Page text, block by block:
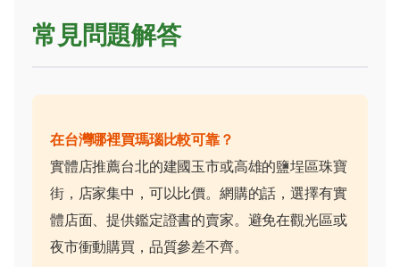
常見問題解答
在台灣哪裡買瑪瑙比較可靠？
實體店推薦台北的建國玉市或高雄的鹽埕區珠寶
街，店家集中，可以比價。網購的話，選擇有實
體店面、提供鑑定證書的賣家。避免在觀光區或
夜市衝動購買，品質參差不齊。